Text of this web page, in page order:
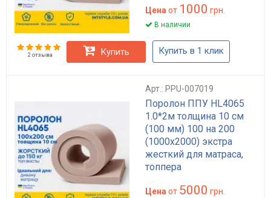
Цена от 1000 грн.
В наличии
2 отзыва Купить Купить в 1 клик
Арт.: PPU-007019
Поролон ППУ HL4065
1.0*2м толщина 10 см
(100 мм) 100 на 200
(1000х2000) экстра
жесткий для матраса,
топпера
Цена от 5000 грн.